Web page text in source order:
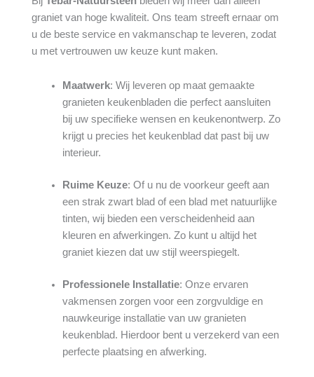
graniet van hoge kwaliteit. Ons team streeft ernaar om
u de beste service en vakmanschap te leveren, zodat
u met vertrouwen uw keuze kunt maken.
Maatwerk: Wij leveren op maat gemaakte
granieten keukenbladen die perfect aansluiten
bij uw specifieke wensen en keukenontwerp. Zo
krijgt u precies het keukenblad dat past bij uw
interieur.
Ruime Keuze: Of u nu de voorkeur geeft aan
een strak zwart blad of een blad met natuurlijke
tinten, wij bieden een verscheidenheid aan
kleuren en afwerkingen. Zo kunt u altijd het
graniet kiezen dat uw stijl weerspiegelt.
Professionele Installatie: Onze ervaren
vakmensen zorgen voor een zorgvuldige en
nauwkeurige installatie van uw granieten
keukenblad. Hierdoor bent u verzekerd van een
perfecte plaatsing en afwerking.